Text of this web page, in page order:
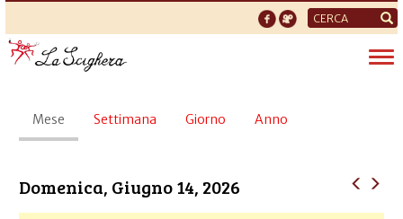
Form
di
ricerca
Schede
primarie
Mese (scheda
attiva)
Settimana Giorno Anno
Domenica, Giugno 14, 2026